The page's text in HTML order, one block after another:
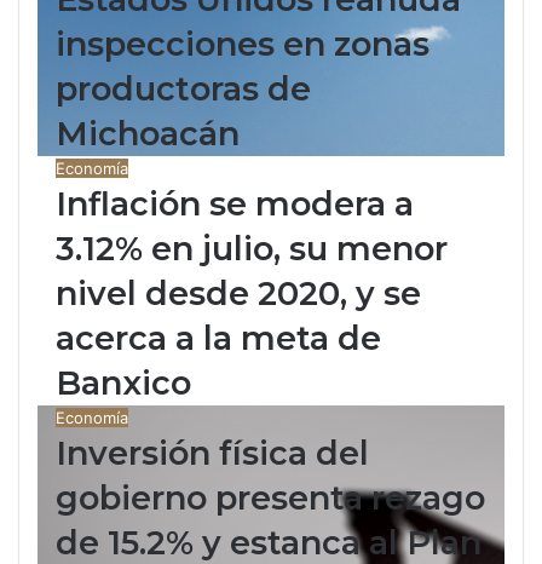
inspecciones en zonas
productoras de
Michoacán
Economía
Inflación se modera a
3.12% en julio, su menor
nivel desde 2020, y se
acerca a la meta de
Banxico
Economía
Inversión física del
gobierno presenta rezago
de 15.2% y estanca al Plan